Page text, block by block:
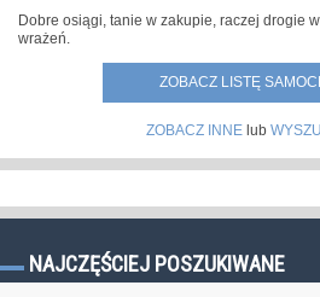
Dobre osiągi, tanie w zakupie, raczej drogie
wrażeń.
ZOBACZ LISTĘ
ZOBACZ INNElub
NAJCZĘŚCIEJ POSZUKIWANE